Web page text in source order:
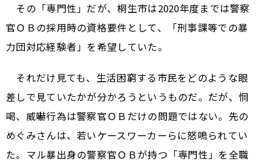
その「専門性」だが、桐生市は2020年度までは警察
官ＯＢの採用時の資格要件として、「刑事課等での暴
力団対応経験者」を希望していた。
それだけ見ても、生活困窮する市民をどのような眼
差しで見ていたかが分かろうというものだ。だが、恫
喝、威嚇行為は警察官ＯＢだけの問題ではない。先の
めぐみさんは、若いケースワーカーらに怒鳴られてい
た。マル暴出身の警察官ＯＢが持つ「専門性」を全職